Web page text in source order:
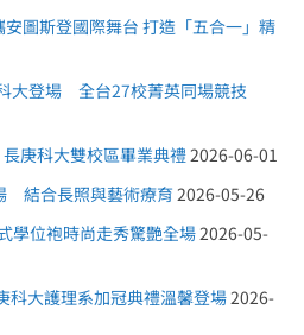
圖斯登國際舞台 打造「五合一」精
大登場 全台27校菁英同場競技
庚科大雙校區畢業典禮2026-06-01
結合長照與藝術療育 2026-05-26
學位袍時尚走秀驚艷全場2026-05-
科大護理系加冠典禮溫馨登場2026-